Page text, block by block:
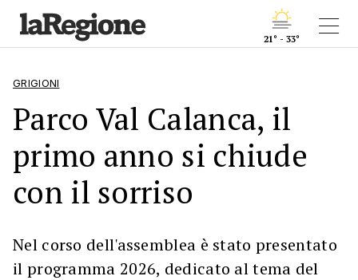
21° - 33°
GRIGIONI
Parco Val Calanca, il
primo anno si chiude
con il sorriso
Nel corso dell'assemblea è stato presentato
il programma 2026, dedicato al tema del